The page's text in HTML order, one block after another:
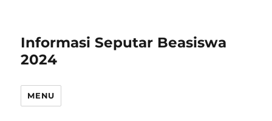
Informasi Seputar Beasiswa
2024
MENU